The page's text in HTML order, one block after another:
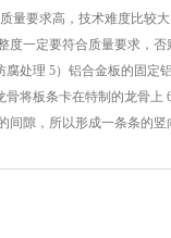
量要求高，技术难度比
度一定要符合质量要求，
处理 5）铝合金板的固
将板条卡在特制的龙骨
间隙，所以形成一条条的